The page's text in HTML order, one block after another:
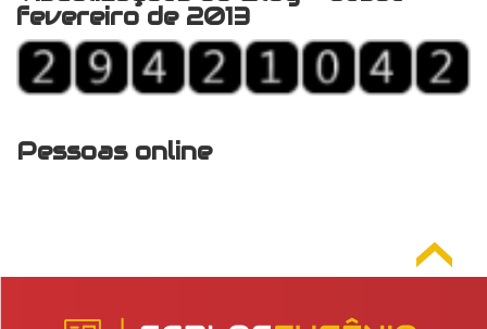
fevereiro de 2013
Pessoas online